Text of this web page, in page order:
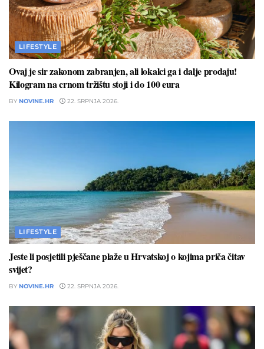
LIFESTYLE
Ovaj je sir zakonom zabranjen, ali lokalci ga i dalje prodaju!
Kilogram na crnom tržištu stoji i do 100 eura
BY NOVINE.HR 22. SRPNJA 2026.
LIFESTYLE
Jeste li posjetili pješčane plaže u Hrvatskoj o kojima priča čitav
svijet?
BY NOVINE.HR 22. SRPNJA 2026.